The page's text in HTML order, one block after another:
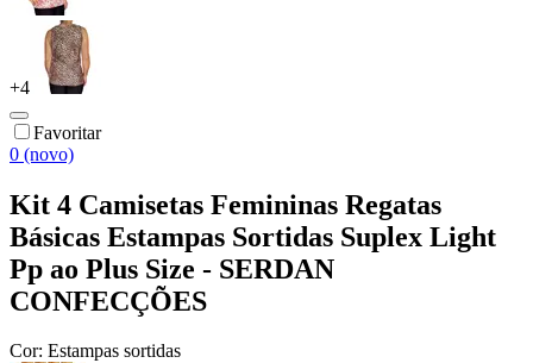
+4
Favoritar
0 (novo)
Kit 4 Camisetas Femininas Regatas
Básicas Estampas Sortidas Suplex Light
Pp ao Plus Size - SERDAN
CONFECÇÕES
Cor: Estampas sortidas